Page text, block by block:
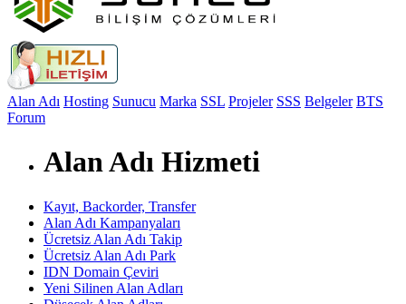
Alan Adı Hosting Sunucu Marka SSL Projeler SSS Belgeler BTS
Forum
Alan Adı Hizmeti
Kayıt, Backorder, Transfer
Alan Adı Kampanyaları
Ücretsiz Alan Adı Takip
Ücretsiz Alan Adı Park
IDN Domain Çeviri
Yeni Silinen Alan Adları